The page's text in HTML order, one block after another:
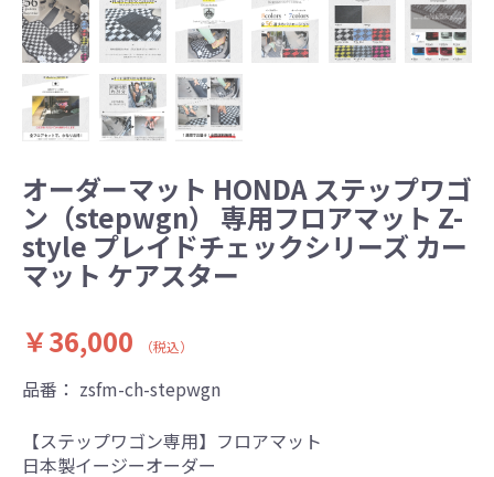
オーダーマット HONDA ステップワゴ
ン（stepwgn） 専用フロアマット Z-
style プレイドチェックシリーズ カー
マット ケアスター
￥36,000
（税込）
品番： zsfm-ch-stepwgn
【ステップワゴン専用】フロアマット
日本製イージーオーダー